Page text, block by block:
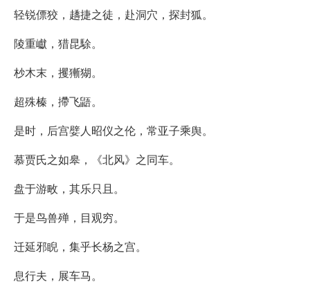
轻锐僄狡，趫捷之徒，赴洞穴，探封狐。
陵重巘，猎昆駼。
杪木末，攫獑猢。
超殊榛，摕飞鼯。
是时，后宫嬖人昭仪之伦，常亚子乘舆。
慕贾氏之如皋，《北风》之同车。
盘于游畋，其乐只且。
于是鸟兽殚，目观穷。
迁延邪睨，集乎长杨之宫。
息行夫，展车马。